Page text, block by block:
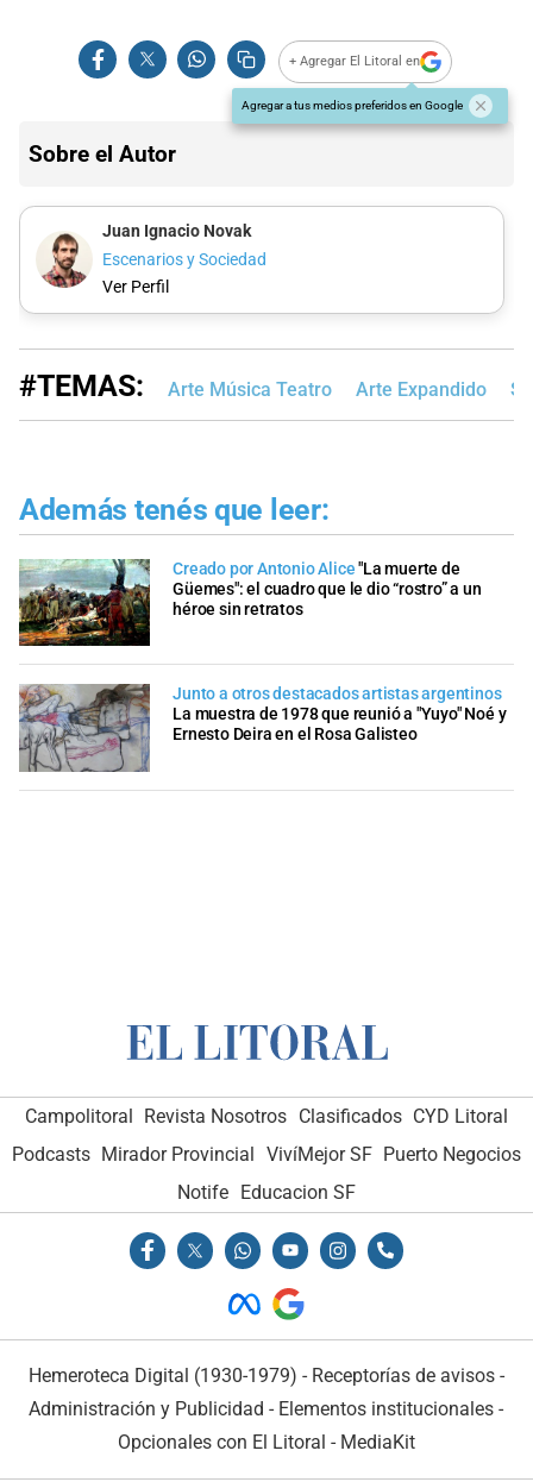
+ Agregar El Litoral en
Agregar a tus medios preferidos en Google
Sobre el Autor
Juan Ignacio Novak
Escenarios y Sociedad
Ver Perfil
#TEMAS: Arte Música Teatro Arte Expandido
Además tenés que leer:
Creado por Antonio Alice"La muerte de
Güemes": el cuadro que le dio “rostro” a un
héroe sin retratos
Junto a otros destacados artistas argentinos
La muestra de 1978 que reunió a "Yuyo" Noé y
Ernesto Deira en el Rosa Galisteo
Campolitoral Revista Nosotros Clasificados CYD Litoral
Podcasts Mirador Provincial VivíMejor SF Puerto Negocios
Notife
Educacion SF
Hemeroteca Digital (1930-1979) - Receptorías de avisos -
Administración y Publicidad - Elementos institucionales -
Opcionales con El Litoral - MediaKit